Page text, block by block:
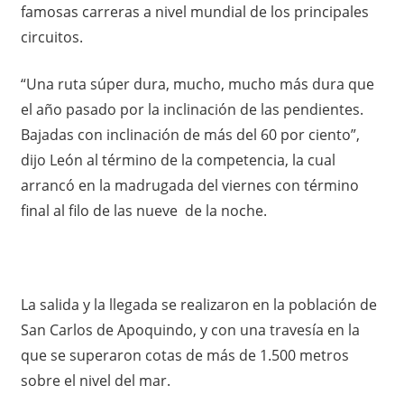
famosas carreras a nivel mundial de los principales
circuitos.
“Una ruta súper dura, mucho, mucho más dura que
el año pasado por la inclinación de las pendientes.
Bajadas con inclinación de más del 60 por ciento”,
dijo León al término de la competencia, la cual
arrancó en la madrugada del viernes con término
final al filo de las nueve de la noche.
La salida y la llegada se realizaron en la población de
San Carlos de Apoquindo, y con una travesía en la
que se superaron cotas de más de 1.500 metros
sobre el nivel del mar.